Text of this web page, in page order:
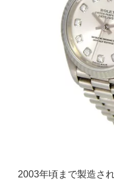
2003年頃まで製造さ